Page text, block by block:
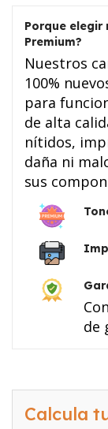
Porque elegir
Premium?
Nuestros
100%
para
de alta
nítidos,
daña ni
sus
de
Calcula